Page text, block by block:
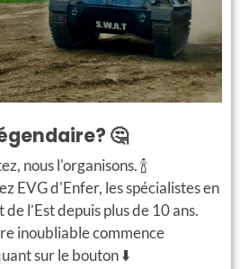
une activité
à Budapest
extravagante de plus en plus
site Evg d’Enfer . 😉 Le spa
remplis de bière pour une
de bien-être. La bière utilisée est
le spa avec des ingrédients
houblon et la levure. Cette séance
🤔
nous l'organisons. 🍾
EVG d'Enfer, les spécialistes en
l’Est depuis plus de 10 ans.
inoubliable commence
sur le bouton ⬇️